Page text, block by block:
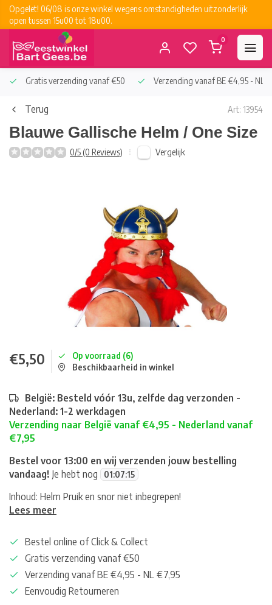
Opgelet! 06/08 is onze winkel wegens omstandigheden uitzonderlijk
open tussen 15u00 tot 18u00.
0
Gratis verzending vanaf €50 Verzending vanaf BE €4,95 - NL
Terug Art: 13954
Blauwe Gallische Helm / One Size
0/5 (0 Reviews) Vergelijk
€5,50
Op voorraad (6)
Beschikbaarheid in winkel
België: Besteld vóór 13u, zelfde dag verzonden -
Nederland: 1-2 werkdagen
Verzending naar België vanaf €4,95 - Nederland vanaf
€7,95
Bestel voor 13:00 en wij verzenden jouw bestelling
vandaag! Je hebt nog 01:07:15
Inhoud: Helm Pruik en snor niet inbegrepen!
Lees meer
Bestel online of Click & Collect
Gratis verzending vanaf €50
Verzending vanaf BE €4,95 - NL €7,95
Eenvoudig Retourneren